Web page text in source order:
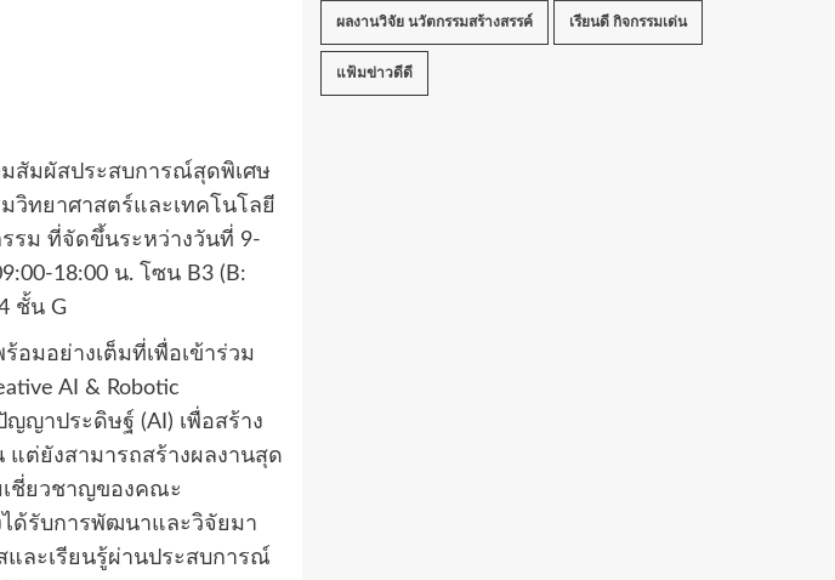
สัมผัสประสบการณ์สุดพิเศษ
มวิทยาศาสตร์และเทคโนโลยี
รม ที่จัดขึ้นระหว่างวันที่ 9-
18:00 น. โซน B3 (B:
ชั้น G
มอย่างเต็มที่เพื่อเข้าร่วม
AI & Robotic
ญญาประดิษฐ์ (AI) เพื่อสร้าง
ต่ยังสามารถสร้างผลงานสุด
เชี่ยวชาญของคณะ
ด้รับการพัฒนาและวิจัยมา
และเรียนรู้ผ่านประสบการณ์
ผลงานวิจัย นวัตกรรมสร้างสรรค์ เรียนดี กิจกรรมเด่น
แฟ้มข่าวดีดี